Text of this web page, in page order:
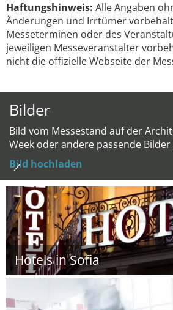
Haftungshinweis: Alle Angaben
Änderungen und Irrtümer
Messeterminen oder des
jeweiligen Messeveranstalter
nicht die offizielle Webseite der
Bilder
Bild vom Messestand auf der
Week oder andere passende
Bild hochladen
Hotels in Sofia